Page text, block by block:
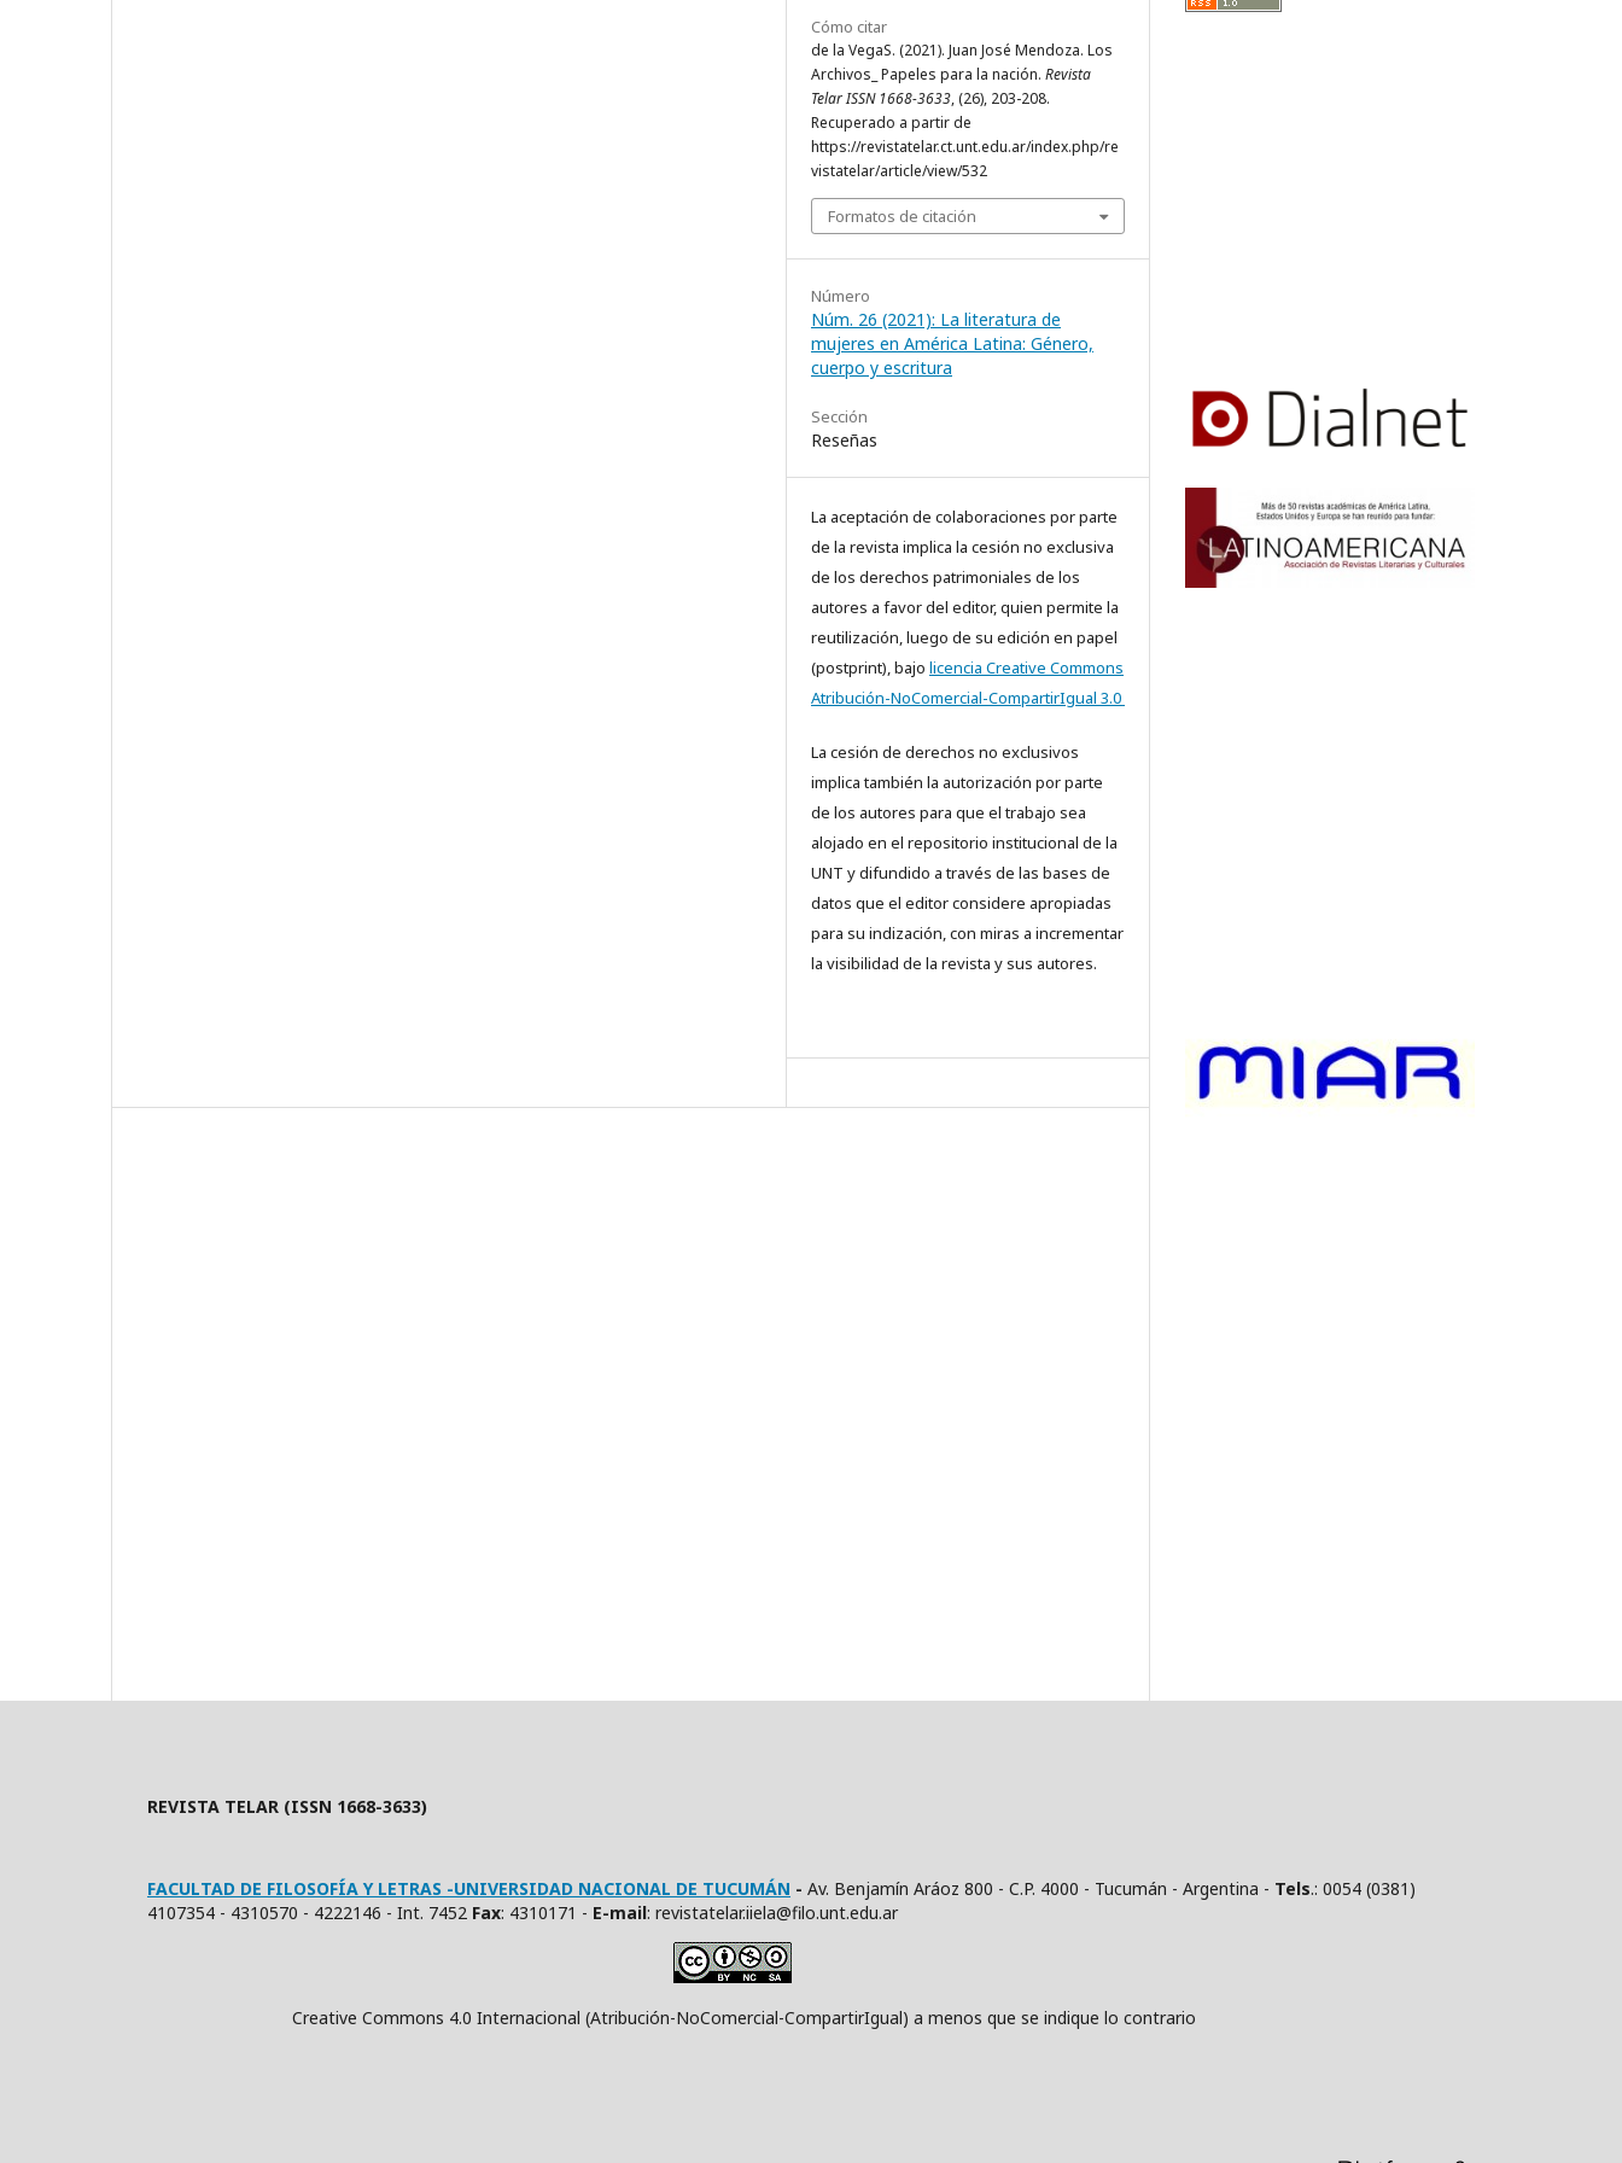
Cómo citar
de la VegaS. (2021). Juan José Mendoza. Los
Archivos_ Papeles para la nación. Revista
Telar ISSN 1668-3633, (26), 203-208.
Recuperado a partir de
https://revistatelar.ct.unt.edu.ar/index.php/re
vistatelar/article/view/532
Formatos de citación
Número
Núm. 26 (2021): La literatura de
mujeres en América Latina: Género,
cuerpo y escritura
Sección
Reseñas
La aceptación de colaboraciones por parte
de la revista implica la cesión no exclusiva
de los derechos patrimoniales de los
autores a favor del editor, quien permite la
reutilización, luego de su edición en papel
(postprint), bajo licencia Creative Commons
Atribución-NoComercial-CompartirIgual 3.0
La cesión de derechos no exclusivos
implica también la autorización por parte
de los autores para que el trabajo sea
alojado en el repositorio institucional de la
UNT y difundido a través de las bases de
datos que el editor considere apropiadas
para su indización, con miras a incrementar
la visibilidad de la revista y sus autores.
REVISTA TELAR (ISSN 1668-3633)
FACULTAD DE FILOSOFÍA Y LETRAS -UNIVERSIDAD NACIONAL DE TUCUMÁN - Av. Benjamín Aráoz 800 - C.P. 4000 - Tucumán - Argentina - Tels.: 0054 (0381)
4107354 - 4310570 - 4222146 - Int. 7452 Fax: 4310171 - E-mail: revistatelar.iiela@filo.unt.edu.ar
Creative Commons 4.0 Internacional (Atribución-NoComercial-CompartirIgual) a menos que se indique lo contrario